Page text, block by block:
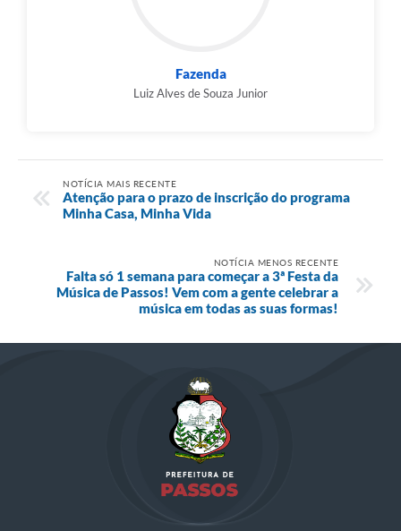
Fazenda
Luiz Alves de Souza Junior
NOTÍCIA MAIS RECENTE
​Atenção para o prazo de inscrição do programa
Minha Casa, Minha Vida
NOTÍCIA MENOS RECENTE
Falta só 1 semana para começar a 3ª Festa da
Música de Passos! Vem com a gente celebrar a
música em todas as suas formas!